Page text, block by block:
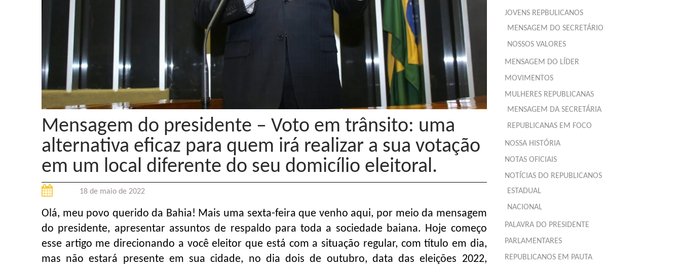
Mensagem do presidente – Voto em trânsito: uma
alternativa eficaz para quem irá realizar a sua votação
em um local diferente do seu domicílio eleitoral.
18 de maio de 2022
Olá, meu povo querido da Bahia! Mais uma sexta-feira que venho aqui, por meio da mensagem
do presidente, apresentar assuntos de respaldo para toda a sociedade baiana. Hoje começo
esse artigo me direcionando a você eleitor que está com a situação regular, com título em dia,
mas não estará presente em sua cidade, no dia dois de outubro, data das eleições 2022,
JOVENS REPBULICANOS
MENSAGEM DO SECRETÁRIO
NOSSOS VALORES
MENSAGEM DO LÍDER
MOVIMENTOS
MULHERES REPUBLICANAS
MENSAGEM DA SECRETÁRIA
REPUBLICANAS EM FOCO
NOSSA HISTÓRIA
NOTAS OFICIAIS
NOTÍCIAS DO REPUBLICANOS
ESTADUAL
NACIONAL
PALAVRA DO PRESIDENTE
PARLAMENTARES
REPUBLICANOS EM PAUTA